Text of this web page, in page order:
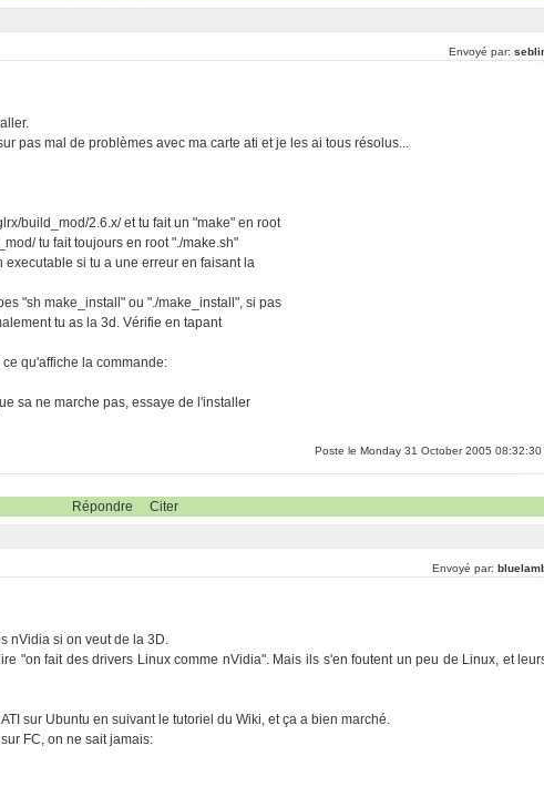
Envoyé par:
pas mal de problèmes avec ma carte ati et je les ai tous résolus...
build_mod/2.6.x/ et tu fait un "make" en root
tu fait toujours en root "./make.sh"
si tu a une erreur en faisant la
"sh make_install" ou "./make_install", si pas
tu as la 3d. Vérifie en tapant
qu'affiche la commande:
sa ne marche pas, essaye de l'installer
Poste le Monday 31 October 2005 08:32:30
Répondre Citer
Envoyé par:
nVidia si on veut de la 3D.
"on fait des drivers Linux comme nVidia". Mais ils s'en foutent un peu de Linux, et
sur Ubuntu en suivant le tutoriel du Wiki, et ça a bien marché.
FC, on ne sait jamais: